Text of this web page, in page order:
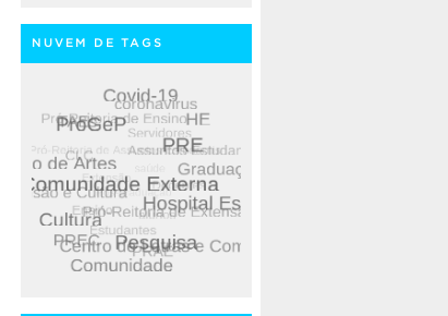
NUVEM DE TAGS